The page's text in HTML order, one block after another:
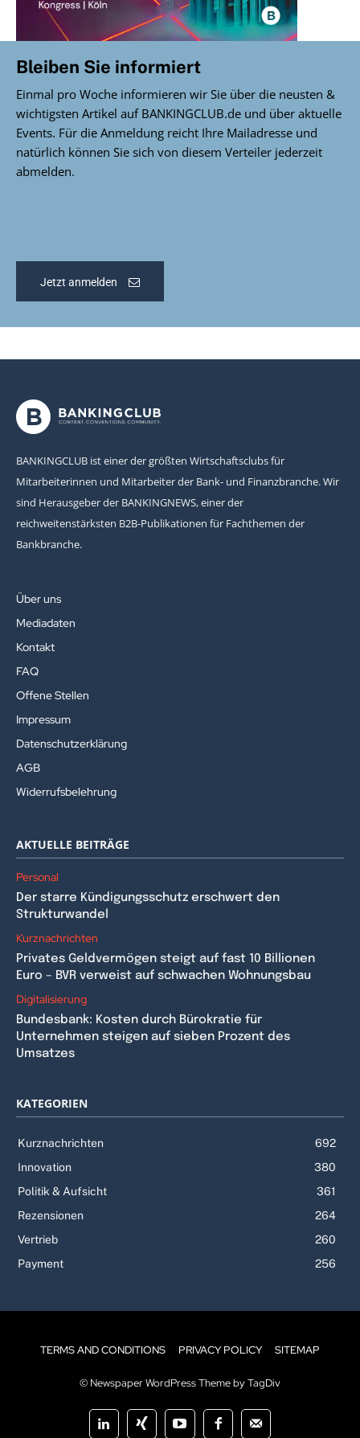
Bleiben Sie informiert
Einmal pro Woche informieren wir Sie über die neusten &
wichtigsten Artikel auf BANKINGCLUB.de und über aktuelle
Events. Für die Anmeldung reicht Ihre Mailadresse und
natürlich können Sie sich von diesem Verteiler jederzeit
abmelden.
Jetzt anmelden
BANKINGCLUB ist einer der größten Wirtschaftsclubs für
Mitarbeiterinnen und Mitarbeiter der Bank- und Finanzbranche. Wir
sind Herausgeber der BANKINGNEWS, einer der
reichweitenstärksten B2B-Publikationen für Fachthemen der
Bankbranche.
Über uns
Mediadaten
Kontakt
FAQ
Offene Stellen
Impressum
Datenschutzerklärung
AGB
Widerrufsbelehrung
AKTUELLE BEITRÄGE
Personal
Der starre Kündigungsschutz erschwert den
Strukturwandel
Kurznachrichten
Privates Geldvermögen steigt auf fast 10 Billionen
Euro – BVR verweist auf schwachen Wohnungsbau
Digitalisierung
Bundesbank: Kosten durch Bürokratie für
Unternehmen steigen auf sieben Prozent des
Umsatzes
KATEGORIEN
Kurznachrichten
692
Innovation
380
Politik & Aufsicht
361
Rezensionen
264
Vertrieb
260
Payment
256
TERMS AND CONDITIONS PRIVACY POLICY SITEMAP
© Newspaper WordPress Theme by TagDiv